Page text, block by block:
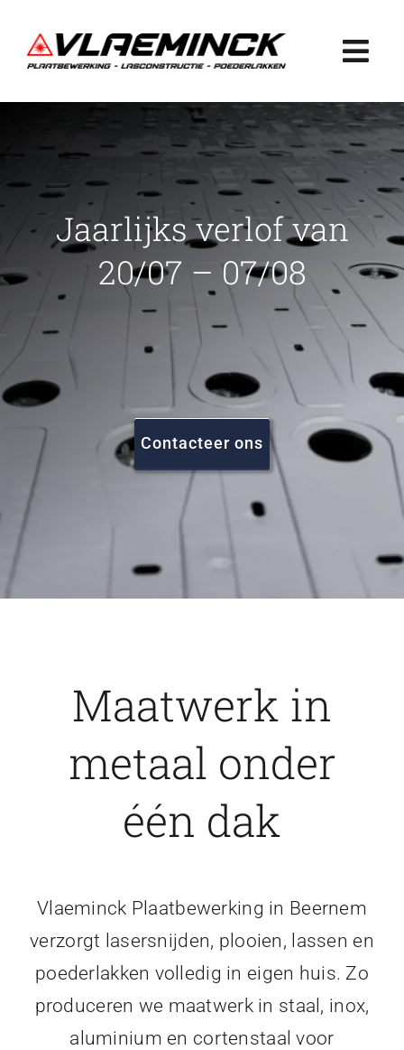
naar
inhoud
Plaatbewerking
Lasconstructie
Poederlakken
Projecten
FAQ
Vacatures
Jaarlijks verlof van
20/07 – 07/08
Contacteer ons
Maatwerk in
metaal onder
één dak
Vlaeminck Plaatbewerking in Beernem
verzorgt lasersnijden, plooien, lassen en
poederlakken volledig in eigen huis. Zo
produceren we maatwerk in staal, inox,
aluminium en cortenstaal voor